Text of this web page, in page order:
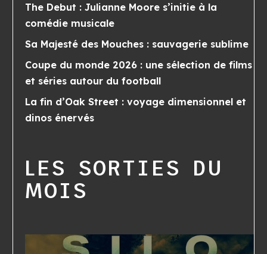
The Debut : Julianne Moore s’initie à la
comédie musicale
Sa Majesté des Mouches : sauvagerie sublime
Coupe du monde 2026 : une sélection de films
et séries autour du football
La fin d’Oak Street : voyage dimensionnel et
dinos énervés
LES SORTIES DU
MOIS